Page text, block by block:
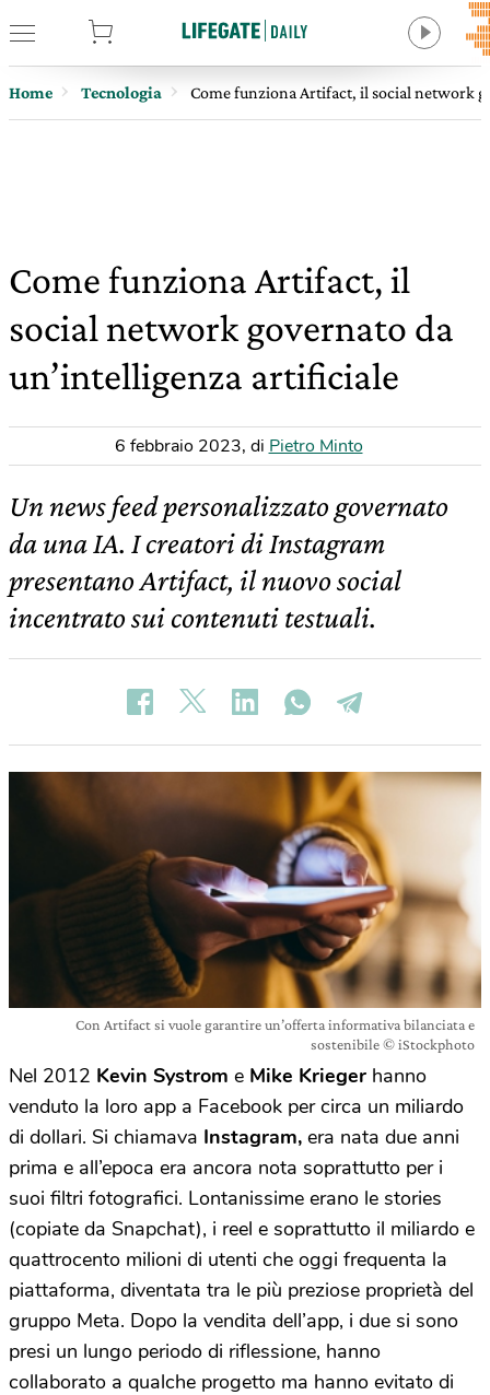
Home Tecnologia Come funziona Artifact, il social network
Come funziona Artifact, il
social network governato da
un’intelligenza artificiale
6 febbraio 2023, di Pietro Minto
Un news feed personalizzato governato
da una IA. I creatori di Instagram
presentano Artifact, il nuovo social
incentrato sui contenuti testuali.
Con Artifact si vuole garantire un’offerta informativa bilanciata e
sostenibile © iStockphoto
Nel 2012 Kevin Systrom e Mike Krieger hanno
venduto la loro app a Facebook per circa un miliardo
di dollari. Si chiamava Instagram, era nata due anni
prima e all’epoca era ancora nota soprattutto per i
suoi filtri fotografici. Lontanissime erano le stories
(copiate da Snapchat), i reel e soprattutto il miliardo e
quattrocento milioni di utenti che oggi frequenta la
piattaforma, diventata tra le più preziose proprietà del
gruppo Meta. Dopo la vendita dell’app, i due si sono
presi un lungo periodo di riflessione, hanno
collaborato a qualche progetto ma hanno evitato di